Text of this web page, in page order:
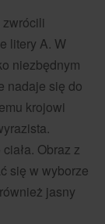
litery A. W
niezbędnym
nadaje się do
krojowi
Obraz z
się w wyborze
jasny